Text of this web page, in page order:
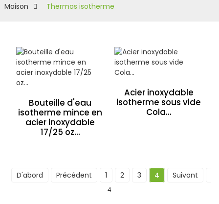
Maison Thermos isotherme
Bouteille d'eau
isotherme mince en
acier inoxydable
17/25 oz...
Acier inoxydable
isotherme sous vide
Cola...
D'abord Précédent 1 2 3 4 Suivant
4